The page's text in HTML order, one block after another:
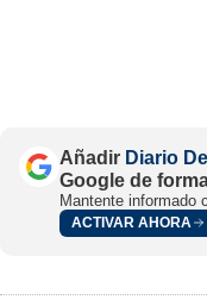
Añadir Diario
Google de
Mantente informado
ACTIVAR AHORA